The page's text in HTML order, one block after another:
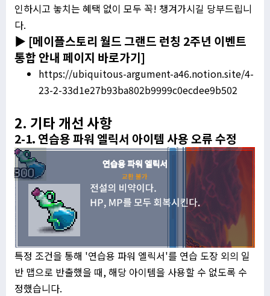
인하시고 놓치는 혜택 없이 모두 꼭! 챙겨가시길 당부드립니
다.
▶ [메이플스토리 월드 그랜드 런칭 2주년 이벤트
통합 안내 페이지 바로가기]
https://ubiquitous-argument-a46.notion.site/4-
23-2-33d1e27b93ba802b9999c0ecdee9b502
2. 기타 개선 사항
2-1. 연습용 파워 엘릭서 아이템 사용 오류 수정
특정 조건을 통해 '연습용 파워 엘릭서'를 연습 도장 외의 일
반 맵으로 반출했을 때, 해당 아이템을 사용할 수 없도록 수
정했습니다.